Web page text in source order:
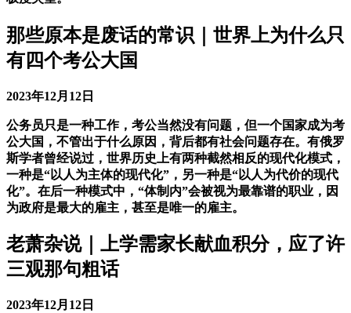
那些原本是废话的常识｜世界上为什么只
有四个考公大国
2023年12月12日
公务员只是一种工作，考公当然没有问题，但一个国家成为考
公大国，不管出于什么原因，背后都有社会问题存在。有俄罗
斯学者曾经说过，世界历史上有两种截然相反的现代化模式，
一种是“以人为主体的现代化”，另一种是“以人为代价的现代
化”。在后一种模式中，“体制内”会被视为最靠谱的职业，因
为政府是最大的雇主，甚至是唯一的雇主。
老萧杂说｜上学需家长献血积分，应了许
三观那句粗话
2023年12月12日